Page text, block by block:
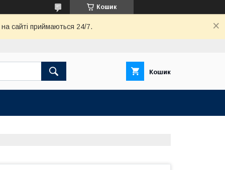
Кошик
сайті приймаються 24/7.
Кошик